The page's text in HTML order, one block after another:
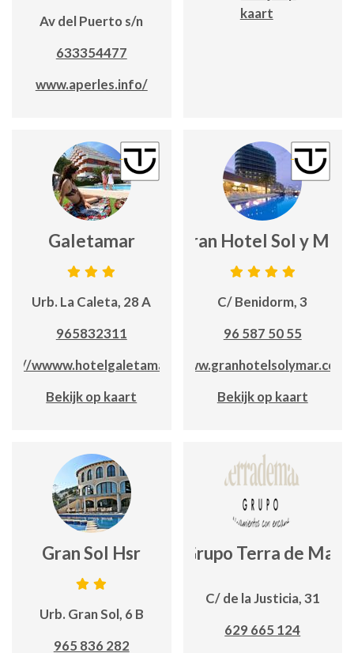
Av del Puerto s/n
633354477
www.aperles.info/
kaart
Galetamar
Urb. La Caleta, 28 A
965832311
wwww.hotelgaletamar.com
Bekijk op kaart
Gran Hotel Sol y Mar
C/ Benidorm, 3
96 587 50 55
www.granhotelsolymar.com
Bekijk op kaart
Gran Sol Hsr
Urb. Gran Sol, 6 B
965 836 282
Grupo Terra de Mar
C/ de la Justicia, 31
629 665 124